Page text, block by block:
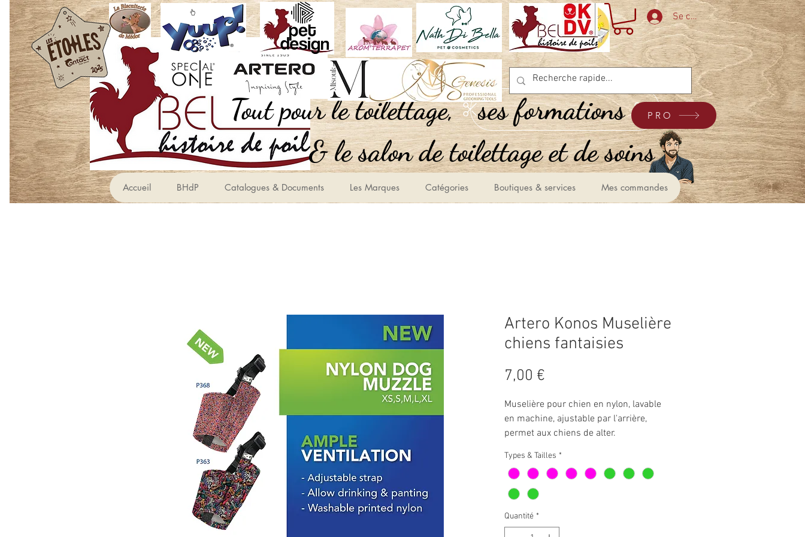
Se connecter
,Tout pour le toilettage
ses formations
le salon de toilettage et de soins &
Accueil BHdP Catalogues & Documents Les Marques Catégories Boutiques & services Mes commandes
PRO
Artero Konos Muselière
chiens fantaisies
7,00 €
Muselière pour chien en nylon, lavable
en machine, ajustable par l'arrière,
permet aux chiens de alter.
Types & Tailles *
Quantité *